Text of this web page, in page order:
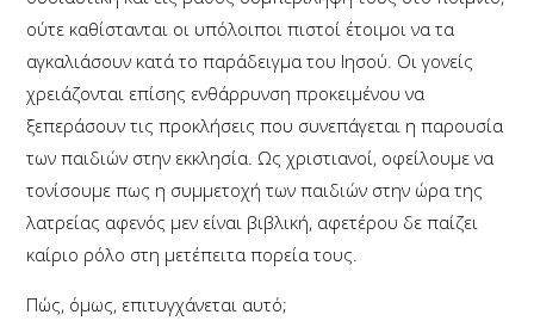
ούτε καθίστανται οι υπόλοιποι πιστοί έτοιμοι να τα
αγκαλιάσουν κατά το παράδειγμα του Ιησού. Οι γονείς
χρειάζονται επίσης ενθάρρυνση προκειμένου να
ξεπεράσουν τις προκλήσεις που συνεπάγεται η παρουσία
των παιδιών στην εκκλησία. Ως χριστιανοί, οφείλουμε να
τονίσουμε πως η συμμετοχή των παιδιών στην ώρα της
λατρείας αφενός μεν είναι βιβλική, αφετέρου δε παίζει
καίριο ρόλο στη μετέπειτα πορεία τους.
Πώς, όμως, επιτυγχάνεται αυτό;